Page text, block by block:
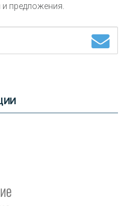
и предложения.